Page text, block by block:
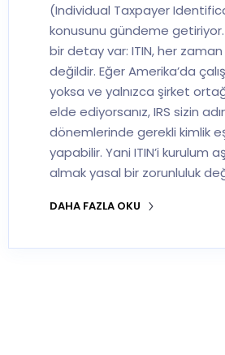
(Individual Taxpayer
konusunu gündeme
bir detay var: ITIN, her
değildir. Eğer Amerika’da
yoksa ve yalnızca şirket
elde ediyorsanız, IRS sizin
dönemlerinde gerekli kimlik
yapabilir. Yani ITIN’i kurulum
almak yasal bir zorunluluk
DAHA FAZLA OKU